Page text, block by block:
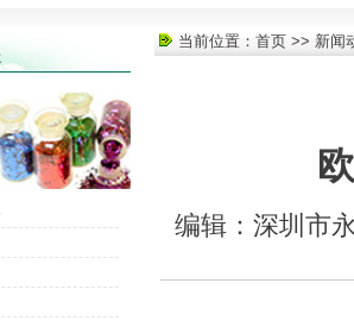
当前位置： 首页 >> 新闻
编辑：深圳